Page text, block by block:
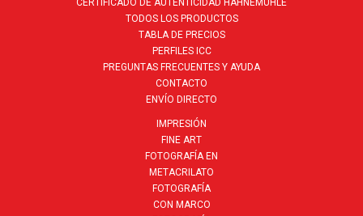
TODOS LOS PRODUCTOS
TABLA DE PRECIOS
PERFILES ICC
PREGUNTAS FRECUENTES Y AYUDA
CONTACTO
ENVÍO DIRECTO
IMPRESIÓN
FINE ART
FOTOGRAFÍA EN
METACRILATO
FOTOGRAFÍA
CON MARCO